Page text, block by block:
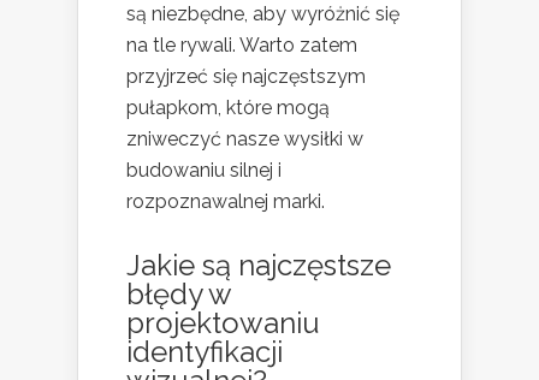
są niezbędne, aby wyróżnić się
na tle rywali. Warto zatem
przyjrzeć się najczęstszym
pułapkom, które mogą
zniweczyć nasze wysiłki w
budowaniu silnej i
rozpoznawalnej marki.
Jakie są najczęstsze
błędy w
projektowaniu
identyfikacji